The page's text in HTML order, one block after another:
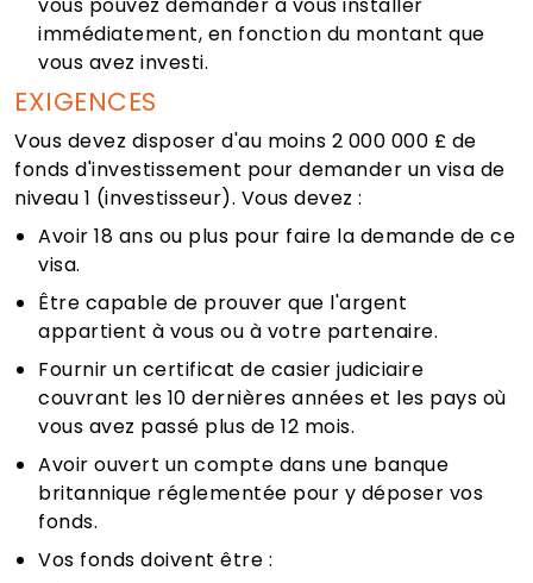
vous pouvez demander à vous installer
immédiatement, en fonction du montant que
vous avez investi.
EXIGENCES
Vous devez disposer d'au moins 2 000 000 £ de
fonds d'investissement pour demander un visa de
niveau 1 (investisseur). Vous devez :
Avoir 18 ans ou plus pour faire la demande de ce
visa.
Être capable de prouver que l'argent
appartient à vous ou à votre partenaire.
Fournir un certificat de casier judiciaire
couvrant les 10 dernières années et les pays où
vous avez passé plus de 12 mois.
Avoir ouvert un compte dans une banque
britannique réglementée pour y déposer vos
fonds.
Vos fonds doivent être :